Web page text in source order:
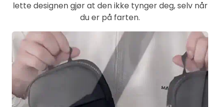
lette designen gjør at den ikke tynger deg, selv når
du er på farten.